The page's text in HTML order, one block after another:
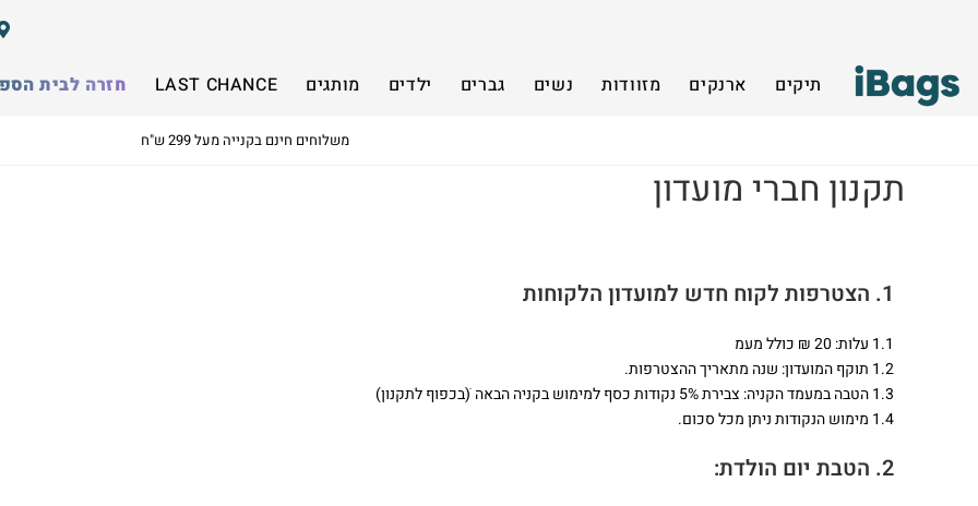
תיקים ארנקים מזוודות נשים גברים ילדים מותגים LAST CHANCE חזרה לבית
משלוחים חינם בקנייה מעל 299 ש"ח
תקנון חברי מועדון
1. הצטרפות לקוח חדש למועדון הלקוחות
1.1 עלות: 20 ₪ כולל מעמ
1.2 תוקף המועדון: שנה מתאריך ההצטרפות.
1.3 הטבה במעמד הקניה: צבירת 5% נקודות כסף למימוש בקניה הבאה ׁ(בכפוף לתקנון)
1.4 מימוש הנקודות ניתן מכל סכום.
2. הטבת יום הולדת: